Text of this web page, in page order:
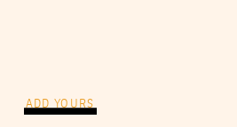
ADD YOURS